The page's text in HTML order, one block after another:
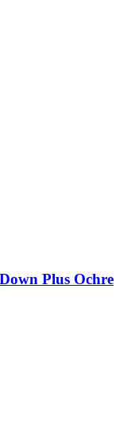
Plus Oсhre